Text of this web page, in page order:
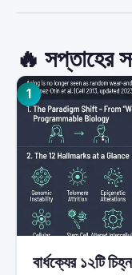
🔥 সপ্তাহের
1
বার্ধক্যের ১২টি